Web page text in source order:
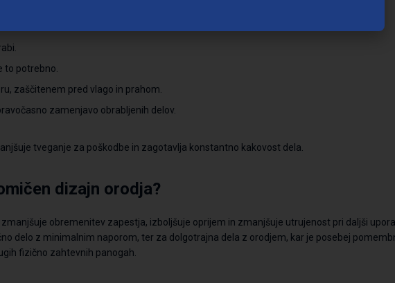
uporabo orodja priporočamo:
to potrebno.
zaščitenem pred vlago in prahom.
zamenjavo obrabljenih delov.
tveganje za poškodbe in zagotavlja konstantno kakovost dela.
dizajn orodja?
obremenitev zapestja, izboljšuje oprijem in zmanjšuje utrujenost pri daljši
delo z minimalnim naporom, ter za dolgotrajna dela z orodjem, kar je posebej
fizično zahtevnih panogah.